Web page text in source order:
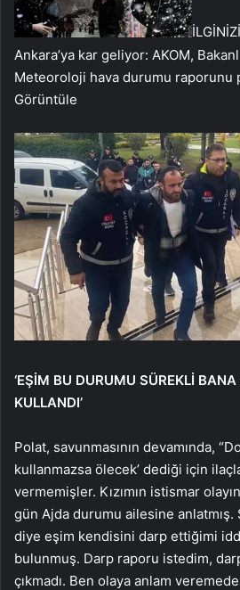
Ankara’ya kar geliyor: AKOM,
Meteoroloji hava durumu raporunu
Görüntüle
‘EŞİM BU DURUMU SÜREKLİ
KULLANDI’
Polat, savunmasının devamında,
kullanmazsa ölecek’ dediği için
vermemişler. Kızımın istismar
gün Ajda durumu ailesine
diye eşim kendisini darp ettiğimi
bulunmuş. Darp raporu istedim,
çıkmadı. Ben olaya anlam